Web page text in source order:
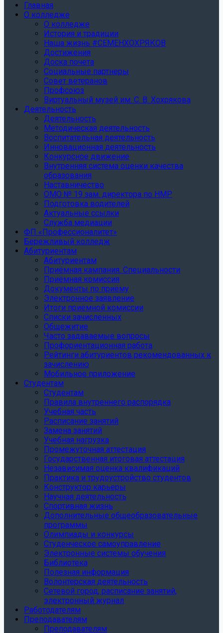
Главная
О колледже
О колледже
История и традиции
Наша жизнь #СЕМЕНХОХРЯКОВ
Достижения
Доска почета
Социальные партнеры
Совет ветеранов
Профсоюз
Виртуальный музей им. С. В. Хохрякова
Деятельность
Деятельность
Методическая деятельность
Воспитательная деятельность
Инновационная деятельность
Конкурсное движение
Внутренняя система оценки качества
образования
Наставничество
ОМО № 19 зам. директора по НМР
Подготовка водителей
Актуальные ссылки
Служба медиации
ФП «Профессионалитет»
Бережливый колледж
Абитуриентам
Абитуриентам
Приёмная кампания. Специальности
Приёмная комиссия
Документы по приёму
Электронное заявление
Итоги приёмной комиссии
Списки зачисленных
Общежитие
Часто задаваемые вопросы
Профориентационная работа
Рейтинги абитуриентов рекомендованных к
зачислению
Мобильное приложение
Студентам
Студентам
Правила внутреннего распорядка
Учебная часть
Расписание занятий
Замена занятий
Учебная нагрузка
Промежуточная аттестация
Государственная итоговая аттестация
Независимая оценка квалификаций
Практика и трудоустройство студентов
Конструктор карьеры
Научная деятельность
Спортивная жизнь
Дополнительные общеобразовательные
программы
Олимпиады и конкурсы
Студенческое самоуправление
Электронные системы обучения
Библиотека
Полезная информация
Волонтерская деятельность
Сетевой город, расписание занятий,
электронный журнал
Работодателям
Преподавателям
Преподавателям